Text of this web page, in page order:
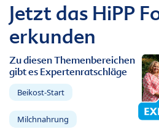
Jetzt das HiPP
erkunden
Zu diesen Themenbereichen
gibt es Expertenratschläge
Beikost-Start
Milchnahrung